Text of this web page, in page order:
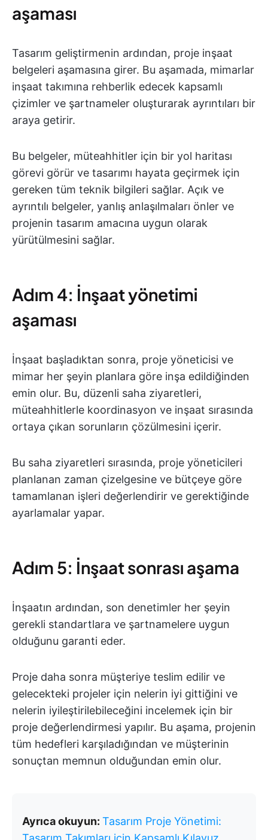
aşaması
Tasarım geliştirmenin ardından, proje inşaat
belgeleri aşamasına girer. Bu aşamada, mimarlar
inşaat takımına rehberlik edecek kapsamlı
çizimler ve şartnameler oluşturarak ayrıntıları bir
araya getirir.
Bu belgeler, müteahhitler için bir yol haritası
görevi görür ve tasarımı hayata geçirmek için
gereken tüm teknik bilgileri sağlar. Açık ve
ayrıntılı belgeler, yanlış anlaşılmaları önler ve
projenin tasarım amacına uygun olarak
yürütülmesini sağlar.
Adım 4: İnşaat yönetimi
aşaması
İnşaat başladıktan sonra, proje yöneticisi ve
mimar her şeyin planlara göre inşa edildiğinden
emin olur. Bu, düzenli saha ziyaretleri,
müteahhitlerle koordinasyon ve inşaat sırasında
ortaya çıkan sorunların çözülmesini içerir.
Bu saha ziyaretleri sırasında, proje yöneticileri
planlanan zaman çizelgesine ve bütçeye göre
tamamlanan işleri değerlendirir ve gerektiğinde
ayarlamalar yapar.
Adım 5: İnşaat sonrası aşama
İnşaatın ardından, son denetimler her şeyin
gerekli standartlara ve şartnamelere uygun
olduğunu garanti eder.
Proje daha sonra müşteriye teslim edilir ve
gelecekteki projeler için nelerin iyi gittiğini ve
nelerin iyileştirilebileceğini incelemek için bir
proje değerlendirmesi yapılır. Bu aşama, projenin
tüm hedefleri karşıladığından ve müşterinin
sonuçtan memnun olduğundan emin olur.
Ayrıca okuyun: Tasarım Proje Yönetimi: